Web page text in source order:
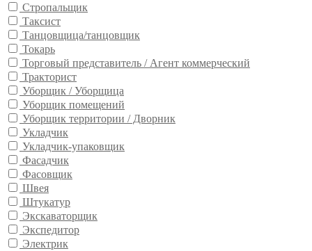
Стропальщик
Таксист
Танцовщица/танцовщик
Токарь
Торговый представитель / Агент коммерческий
Тракторист
Уборщик / Уборщица
Уборщик помещений
Уборщик территории / Дворник
Укладчик
Укладчик-упаковщик
Фасадчик
Фасовщик
Швея
Штукатур
Экскаваторщик
Экспедитор
Электрик